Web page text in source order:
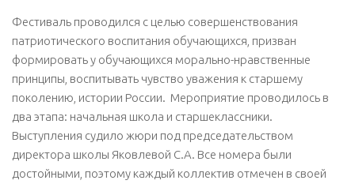
Фестиваль проводился с целью совершенствования
патриотического воспитания обучающихся, призван
формировать у обучающихся морально-нравственные
принципы, воспитывать чувство уважения к старшему
поколению, истории России. Мероприятие проводилось в
два этапа: начальная школа и старшеклассники.
Выступления судило жюри под председательством
директора школы Яковлевой С.А. Все номера были
достойными, поэтому каждый коллектив отмечен в своей